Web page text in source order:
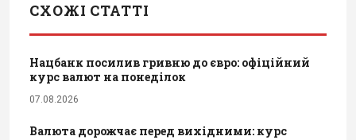
СХОЖІ СТАТТІ
Нацбанк посилив гривню до євро: офіційний
курс валют на понеділок
07.08.2026
Валюта дорожчає перед вихідними: курс